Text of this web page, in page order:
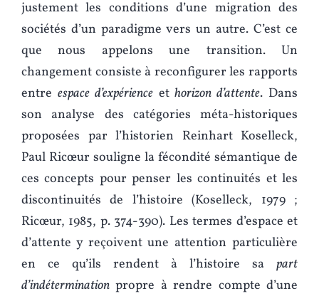
justement les conditions d’une migration des
sociétés d’un paradigme vers un autre. C’est ce
que nous appelons une transition. Un
changement consiste à reconfigurer les rapports
entre espace d’expérienceethorizon d’attente. Dans
son analyse des catégories méta-historiques
proposées par l’historien Reinhart Koselleck,
Paul Ricœur souligne la fécondité sémantique de
ces concepts pour penser les continuités et les
discontinuités de l’histoire (Koselleck, 1979 ;
Ricœur, 1985, p. 374-390). Les termes d’espace et
d’attente y reçoivent une attention particulière
en ce qu’ils rendent à l’histoire sa part
d’indétermination propre à rendre compte d’une